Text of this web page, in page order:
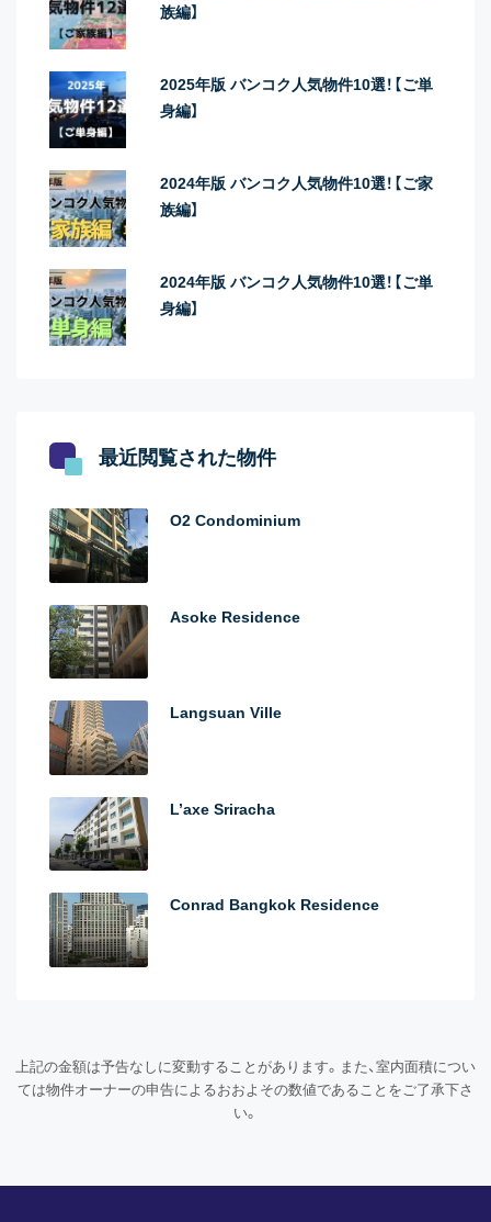
族編】
2025年版 バンコク人気物件10選！【ご単
身編】
2024年版 バンコク人気物件10選！【ご家
族編】
2024年版 バンコク人気物件10選！【ご単
身編】
最近閲覧された物件
O2 Condominium
Asoke Residence
Langsuan Ville
L’axe Sriracha
Conrad Bangkok Residence
上記の金額は予告なしに変動することがあります。また、室内面積につい
ては物件オーナーの申告によるおおよその数値であることをご了承下さ
い。